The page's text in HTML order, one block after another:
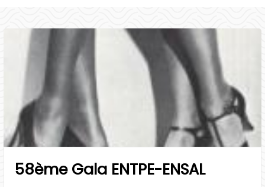
58ème Gala ENTPE-ENSAL